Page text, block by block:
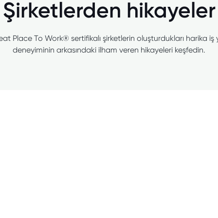
Şirketlerden hikayeler
Place To Work® sertifikalı şirketlerin oluşturdukları harika iş
deneyiminin arkasındaki ilham veren hikayeleri keşfedin.